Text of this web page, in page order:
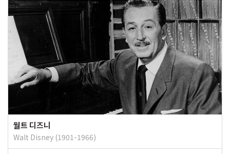
월트 디즈니
Walt Disney (1901-1966)